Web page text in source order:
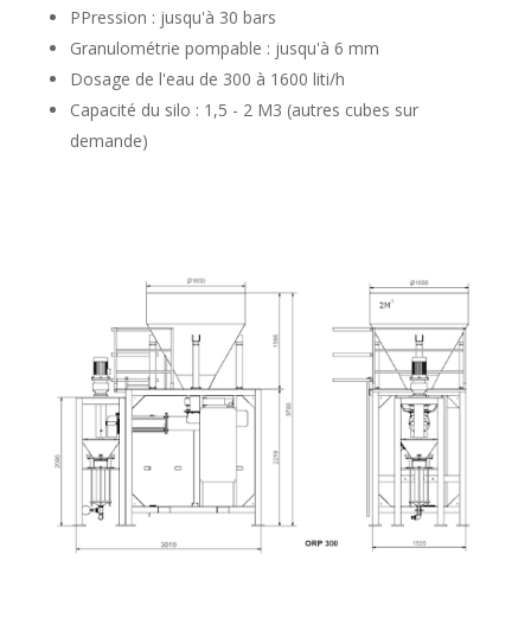
PPression : jusqu'à 30 bars
Granulométrie pompable : jusqu'à 6 mm
Dosage de l'eau de 300 à 1600 liti/h
Capacité du silo : 1,5 - 2 M3 (autres cubes sur
demande)